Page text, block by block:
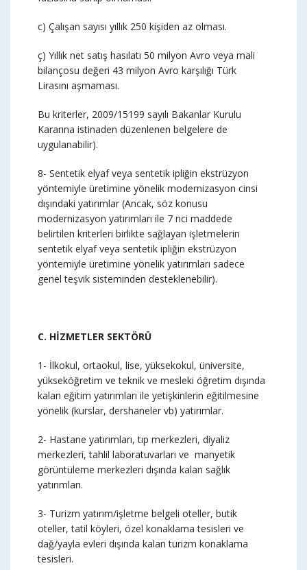
c) Çalışan sayısı yıllık 250 kişiden az olması.
ç) Yıllık net satış hasılatı 50 milyon Avro veya mali
bilançosu değeri 43 milyon Avro karşılığı Türk
Lirasını aşmaması.
Bu kriterler, 2009/15199 sayılı Bakanlar Kurulu
Kararına istinaden düzenlenen belgelere de
uygulanabilir).
8- Sentetik elyaf veya sentetik ipliğin ekstrüzyon
yöntemiyle üretimine yönelik modernizasyon cinsi
dışındaki yatırımlar (Ancak, söz konusu
modernizasyon yatırımları ile 7 nci maddede
belirtilen kriterleri birlikte sağlayan işletmelerin
sentetik elyaf veya sentetik ipliğin ekstrüzyon
yöntemiyle üretimine yönelik yatırımları sadece
genel teşvik sisteminden desteklenebilir).
C. HİZMETLER SEKTÖRÜ
1- İlkokul, ortaokul, lise, yüksekokul, üniversite,
yükseköğretim ve teknik ve mesleki öğretim dışında
kalan eğitim yatırımları ile yetişkinlerin eğitilmesine
yönelik (kurslar, dershaneler vb) yatırımlar.
2- Hastane yatırımları, tıp merkezleri, diyaliz
merkezleri, tahlil laboratuvarları ve manyetik
görüntüleme merkezleri dışında kalan sağlık
yatırımları.
3- Turizm yatırım/işletme belgeli oteller, butik
oteller, tatil köyleri, özel konaklama tesisleri ve
dağ/yayla evleri dışında kalan turizm konaklama
tesisleri.